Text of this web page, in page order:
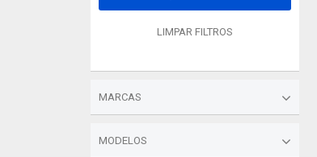
LIMPAR FILTROS
MARCAS
MODELOS